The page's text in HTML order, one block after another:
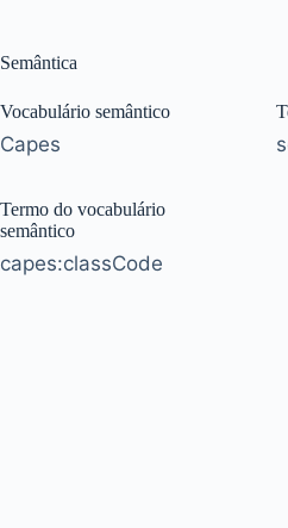
Semântica
Vocabulário semântico
Capes
Termo do vocabulário
semântico
capes:classCode